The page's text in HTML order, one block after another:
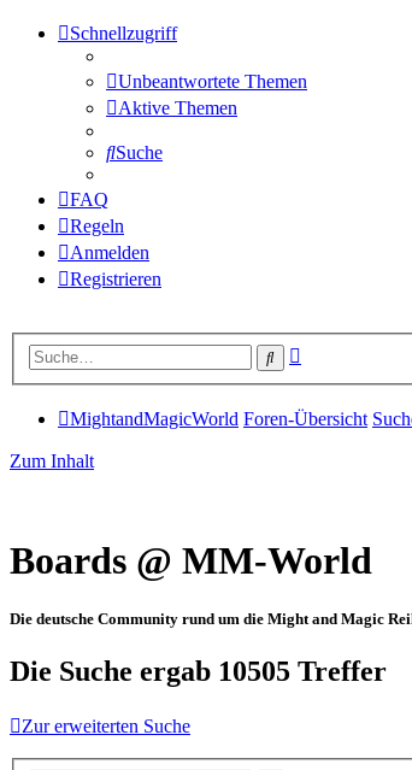
Schnellzugriff
Unbeantwortete Themen
Aktive Themen
Suche
FAQ
Regeln
Anmelden
Registrieren
Suche
MightandMagicWorld Foren-Übersicht
Zum Inhalt
Boards @ MM-World
Die deutsche Community rund um die Might and Magic
Die Suche ergab 10505 Treffer
Zur erweiterten Suche